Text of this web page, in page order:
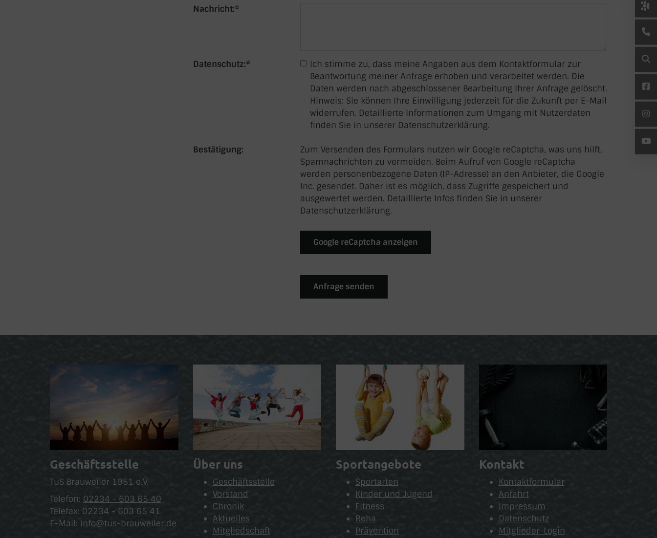
Nachricht:*
Datenschutz:*
Ich stimme zu, dass meine Angaben aus dem Kontaktformular zur
Beantwortung meiner Anfrage erhoben und verarbeitet werden. Die
Daten werden nach abgeschlossener Bearbeitung Ihrer Anfrage gelöscht.
Hinweis: Sie können Ihre Einwilligung jederzeit für die Zukunft per E-Mail
widerrufen. Detaillierte Informationen zum Umgang mit Nutzerdaten
finden Sie in unserer Datenschutzerklärung.
Bestätigung:
Zum Versenden des Formulars nutzen wir Google reCaptcha, was uns hilft,
Spamnachrichten zu vermeiden. Beim Aufruf von Google reCaptcha
werden personenbezogene Daten (IP-Adresse) an den Anbieter, die Google
Inc. gesendet. Daher ist es möglich, dass Zugriffe gespeichert und
ausgewertet werden. Detaillierte Infos finden Sie in unserer
Datenschutzerklärung.
Google reCaptcha anzeigen
Geschäftsstelle
TuS Brauweiler 1951 e.V.
Telefon: 02234 - 603 65 40
Telefax: 02234 - 603 65 41
E-Mail: info@tus-brauweiler.de
Über uns
Geschäftsstelle
Vorstand
Chronik
Aktuelles
Mitgliedschaft
Sportangebote
Sportarten
Kinder und Jugend
Fitness
Reha
Prävention
Kontakt
Kontaktformular
Anfahrt
Impressum
Datenschutz
Mitglieder-Login